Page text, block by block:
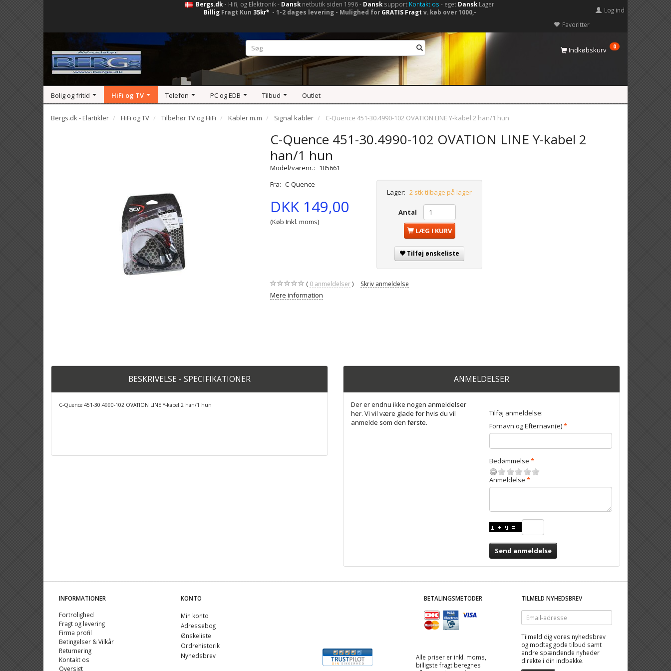
Bergs.dk- Hifi, og Elektronik - Dansknetbutik siden 1996 - Dansksupport Kontakt os - eget DanskLager
Billig Fragt Kun 35kr* - 1-2 dages levering - Mulighed for GRATIS Fragt v. køb over 1000,-
Favoritter
Log ind
Indkøbskurv 0
Bolig og fritid HiFi og TV Telefon PC og EDB Tilbud Outlet
Bergs.dk - Elartikler HiFi og TV Tilbehør TV og HiFi Kabler m.m Signal kabler C-Quence 451-30.4990-102 OVATION LINE Y-kabel 2 han/1 hun
C-Quence 451-30.4990-102 OVATION LINE Y-kabel 2
han/1 hun
Model/varenr.: 105661
Fra: C-Quence
DKK 149,00
(Køb Inkl. moms)
Lager: 2 stk tilbage på lager
Antal
LÆG I KURV
Tilføj ønskeliste
0anmeldelser Skriv anmeldelse
Mere information
BESKRIVELSE - SPECIFIKATIONER
C-Quence 451-30.4990-102 OVATION LINE Y-kabel 2 han/1 hun
ANMELDELSER
Der er endnu ikke nogen anmeldelser
her. Vi vil være glade for hvis du vil
anmelde som den første.
Tilføj anmeldelse:
Fornavn og Efternavn(e)
Bedømmelse
Anmeldelse
Send anmeldelse
INFORMATIONER
Fortrolighed
Fragt og levering
Firma profil
Betingelser & Vilkår
Returnering
Kontakt os
Oversigt
KONTO
Min konto
Adressebog
Ønskeliste
Ordrehistorik
Nyhedsbrev
BETALINGSMETODER
Alle priser er inkl. moms,
billigste fragt beregnes
TILMELD NYHEDSBREV
Email-
adresse
Tilmeld dig vores nyhedsbrev
og modtag gode tilbud samt
andre spændende nyheder
direkte i din indbakke.